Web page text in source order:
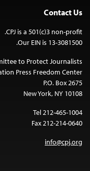
Contact Us
CPJ is a 501(c)3 non-profit.
Our EIN is 13-3081500.
to Protect Journalists
Press Freedom Center
P.O. Box 2675
New York, NY 10108
Tel 212-465-1004
Fax 212-214-0640
info@cpj.org